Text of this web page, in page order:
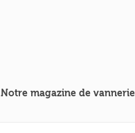
Notre magazine de vannerie